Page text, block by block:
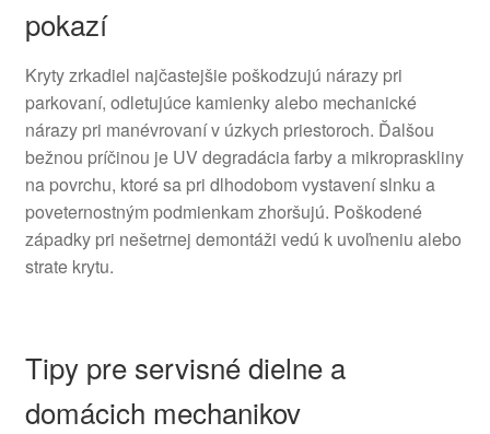
pokazí
Kryty zrkadiel najčastejšie poškodzujú nárazy pri
parkovaní, odletujúce kamienky alebo mechanické
nárazy pri manévrovaní v úzkych priestoroch. Ďalšou
bežnou príčinou je UV degradácia farby a mikropraskliny
na povrchu, ktoré sa pri dlhodobom vystavení slnku a
poveternostným podmienkam zhoršujú. Poškodené
západky pri nešetrnej demontáži vedú k uvoľneniu alebo
strate krytu.
Tipy pre servisné dielne a
domácich mechanikov